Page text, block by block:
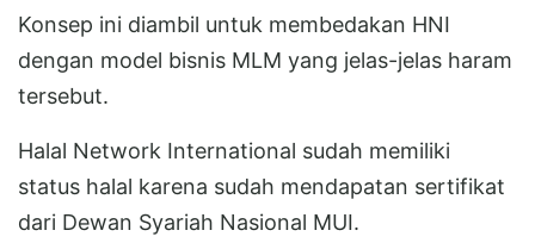
Konsep ini diambil untuk membedakan HNI
dengan model bisnis MLM yang jelas-jelas haram
tersebut.
Halal Network International sudah memiliki
status halal karena sudah mendapatan sertifikat
dari Dewan Syariah Nasional MUI.